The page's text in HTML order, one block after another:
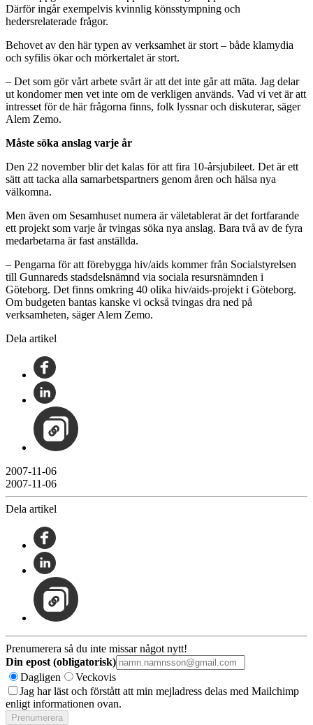
Därför ingår exempelvis kvinnlig könsstympning och
hedersrelaterade frågor.
Behovet av den här typen av verksamhet är stort – både klamydia
och syfilis ökar och mörkertalet är stort.
– Det som gör vårt arbete svårt är att det inte går att mäta. Jag delar
ut kondomer men vet inte om de verkligen används. Vad vi vet är att
intresset för de här frågorna finns, folk lyssnar och diskuterar, säger
Alem Zemo.
Måste söka anslag varje år
Den 22 november blir det kalas för att fira 10-årsjubileet. Det är ett
sätt att tacka alla samarbetspartners genom åren och hälsa nya
välkomna.
Men även om Sesamhuset numera är väletablerat är det fortfarande
ett projekt som varje år tvingas söka nya anslag. Bara två av de fyra
medarbetarna är fast anställda.
– Pengarna för att förebygga hiv/aids kommer från Socialstyrelsen
till Gunnareds stadsdelsnämnd via sociala resursnämnden i
Göteborg. Det finns omkring 40 olika hiv/aids-projekt i Göteborg.
Om budgeten bantas kanske vi också tvingas dra ned på
verksamheten, säger Alem Zemo.
Dela artikel
2007-11-06
2007-11-06
Dela artikel
Prenumerera så du inte missar något nytt!
Din epost (obligatorisk)
Dagligen
Veckovis
Jag har läst och förstått att min mejladress delas med Mailchimp
enligt informationen ovan.